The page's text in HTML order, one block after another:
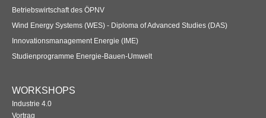
Betriebswirtschaft des ÖPNV
Wind Energy Systems (WES) - Diploma of Advanced Studies (DAS)
Innovationsmanagement Energie (IME)
Studienprogramme Energie-Bauen-Umwelt
WORKSHOPS
Industrie 4.0
Vortrag